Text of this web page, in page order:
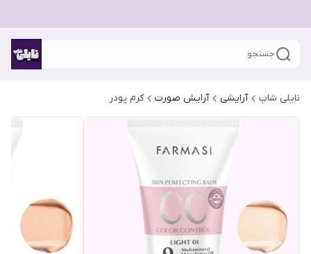
جستجو
نایلی شاپ آرایشی آرایش صورت کرم پودر